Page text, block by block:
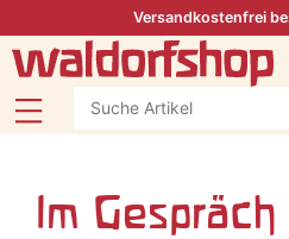
Versandkostenfrei
Im Gespräch